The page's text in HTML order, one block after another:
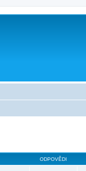
ODPOVĚDI